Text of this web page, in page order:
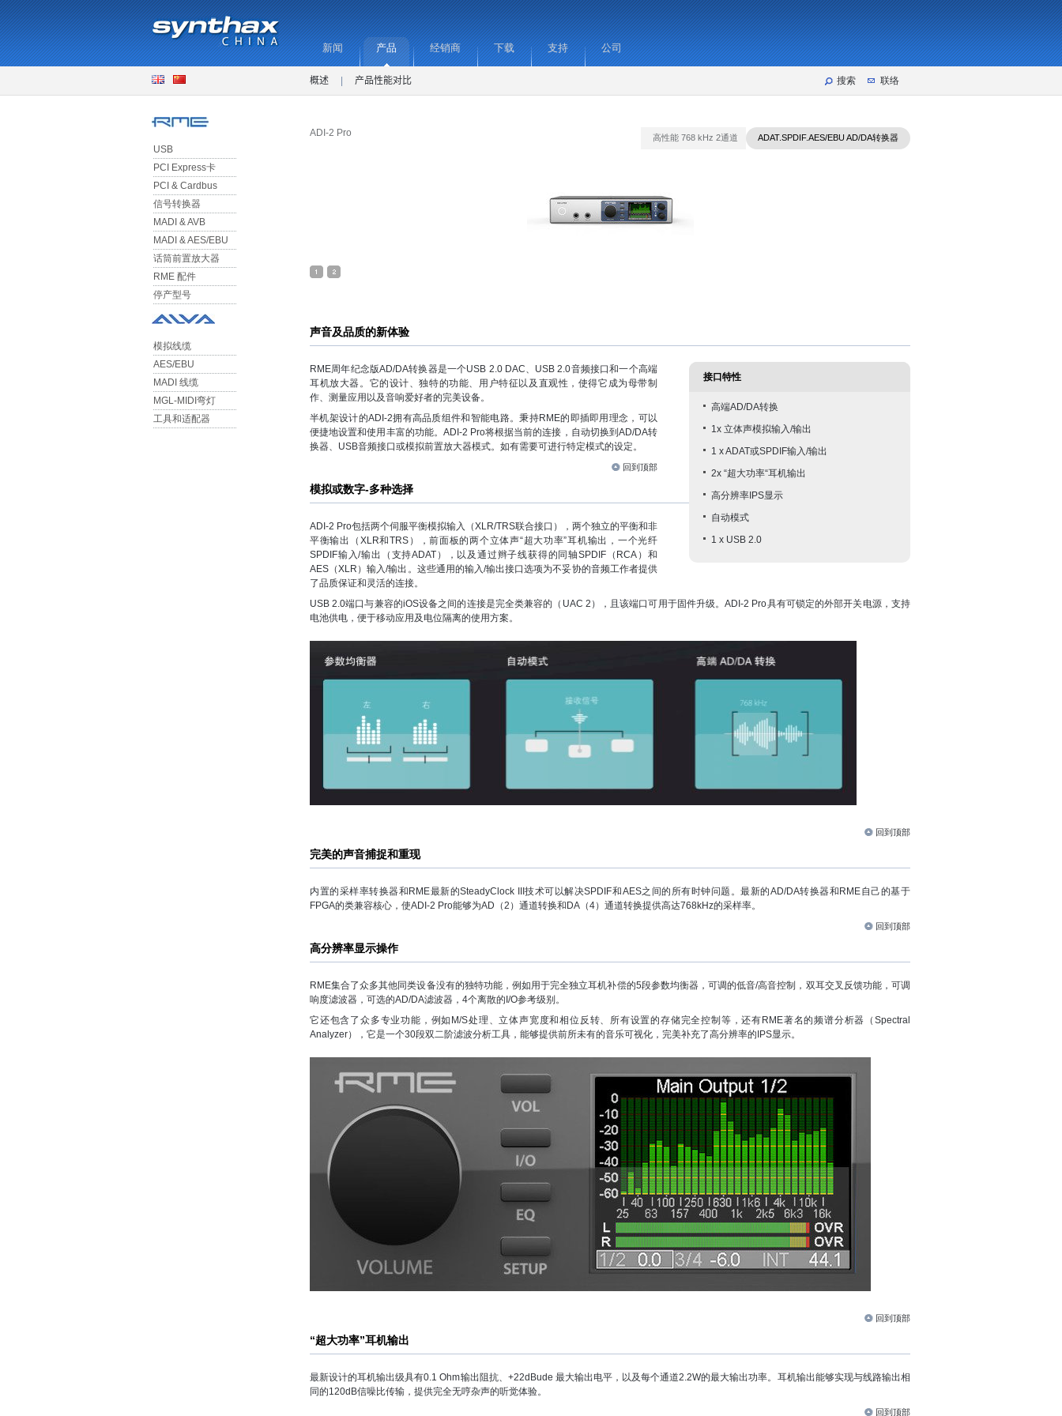
新闻 产品 经销商 下载 支持 公司
搜索 联络
概述 产品性能对比
USB
PCI Express卡
PCI & Cardbus
信号转换器
MADI & AVB
MADI & AES/EBU
话筒前置放大器
RME 配件
停产型号
模拟线缆
AES/EBU
MADI 线缆
MGL-MIDI弯灯
工具和适配器
ADI-2 Pro 高性能 768 kHz 2通道 ADAT.SPDIF.AES/EBU AD/DA转换器
声音及品质的新体验
接口特性
高端AD/DA转换
1x 立体声模拟输入/输出
1 x ADAT或SPDIF输入/输出
2x “超大功率“耳机输出
高分辨率IPS显示
自动模式
1 x USB 2.0
RME周年纪念版AD/DA转换器是一个USB 2.0 DAC、USB 2.0音频接口和一个高端
耳机放大器。它的设计、独特的功能、用户特征以及直观性，使得它成为母带制
作、测量应用以及音响爱好者的完美设备。
半机架设计的ADI-2拥有高品质组件和智能电路。秉持RME的即插即用理念，可以
便捷地设置和使用丰富的功能。ADI-2 Pro将根据当前的连接，自动切换到AD/DA转
换器、USB音频接口或模拟前置放大器模式。如有需要可进行特定模式的设定。
回到顶部
模拟或数字-多种选择
ADI-2 Pro包括两个伺服平衡模拟输入（XLR/TRS联合接口），两个独立的平衡和非
平衡输出（XLR和TRS），前面板的两个立体声“超大功率”耳机输出，一个光纤
SPDIF输入/输出（支持ADAT），以及通过辫子线获得的同轴SPDIF（RCA）和
AES（XLR）输入/输出。这些通用的输入/输出接口选项为不妥协的音频工作者提供
了品质保证和灵活的连接。
USB 2.0端口与兼容的iOS设备之间的连接是完全类兼容的（UAC 2），且该端口可用于固件升级。ADI-2 Pro具有可锁定的外部开关电源，支持
电池供电，便于移动应用及电位隔离的使用方案。
回到顶部
完美的声音捕捉和重现
内置的采样率转换器和RME最新的SteadyClock III技术可以解决SPDIF和AES之间的所有时钟问题。最新的AD/DA转换器和RME自己的基于
FPGA的类兼容核心，使ADI-2 Pro能够为AD（2）通道转换和DA（4）通道转换提供高达768kHz的采样率。
回到顶部
高分辨率显示操作
RME集合了众多其他同类设备没有的独特功能，例如用于完全独立耳机补偿的5段参数均衡器，可调的低音/高音控制，双耳交叉反馈功能，可调
响度滤波器，可选的AD/DA滤波器，4个离散的I/O参考级别。
它还包含了众多专业功能，例如M/S处理、立体声宽度和相位反转、所有设置的存储完全控制等，还有RME著名的频谱分析器（Spectral
Analyzer），它是一个30段双二阶滤波分析工具，能够提供前所未有的音乐可视化，完美补充了高分辨率的IPS显示。
回到顶部
“超大功率”耳机输出
最新设计的耳机输出级具有0.1 Ohm输出阻抗、+22dBude 最大输出电平，以及每个通道2.2W的最大输出功率。耳机输出能够实现与线路输出相
同的120dB信噪比传输，提供完全无哼杂声的听觉体验。
回到顶部